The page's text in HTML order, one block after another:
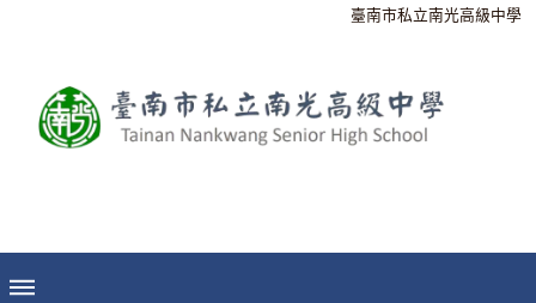
臺南市私立南光高級中學